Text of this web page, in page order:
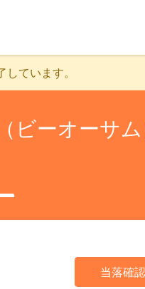
ています。
ビーオーサ
当落確